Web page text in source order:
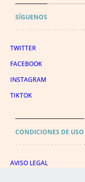
SÍGUENOS
TWITTER
FACEBOOK
INSTAGRAM
TIKTOK
CONDICIONES DE USO
AVISO LEGAL